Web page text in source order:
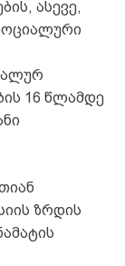
ასევე,
16 წლამდე
ზრდის